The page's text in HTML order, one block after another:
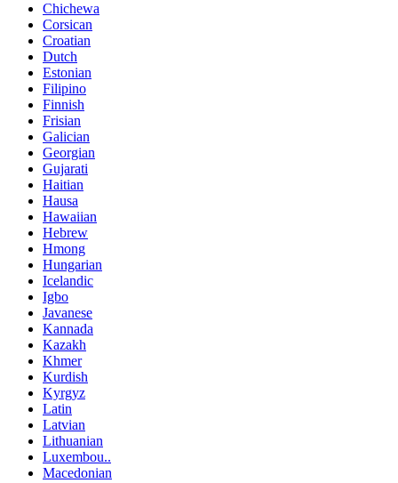
Chichewa
Corsican
Croatian
Dutch
Estonian
Filipino
Finnish
Frisian
Galician
Georgian
Gujarati
Haitian
Hausa
Hawaiian
Hebrew
Hmong
Hungarian
Icelandic
Igbo
Javanese
Kannada
Kazakh
Khmer
Kurdish
Kyrgyz
Latin
Latvian
Lithuanian
Luxembou..
Macedonian